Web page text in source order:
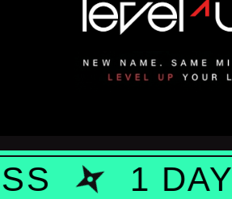
PROGRES
DAY PASS